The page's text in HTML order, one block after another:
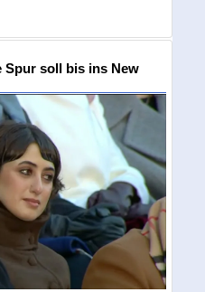
Spur soll bis ins New